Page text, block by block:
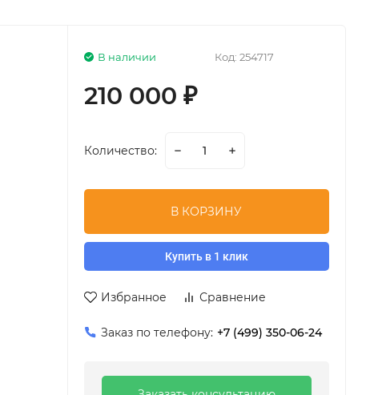
Код: 254717
В наличии
210 000 ₽
Количество:
В КОРЗИНУ
Купить в 1 клик
Избранное Сравнение
Заказ по телефону: +7 (499) 350-06-24